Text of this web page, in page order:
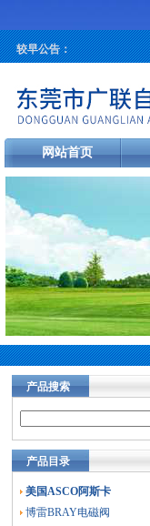
较早公告：
网站首页
产品搜索
产品目录
美国ASCO阿斯卡
博雷BRAY电磁阀